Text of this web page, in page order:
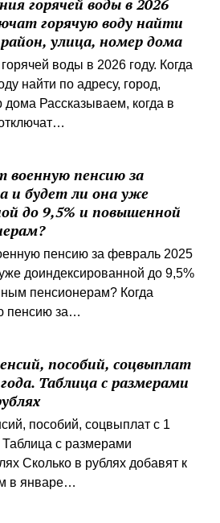
горячую воду найти
район, улица, номер дома
воды в 2026 году. Когда
найти по адресу, город,
Рассказываем, когда в
военную пенсию за
и будет ли она уже
до 9,5% и повышенной
пенсию за февраль 2025
доиндексированной до 9,5%
пенсионерам? Когда
пенсию за…
пособий, соцвыплат
Таблица с размерами
пособий, соцвыплат с 1
с размерами
Сколько в рублях добавят к
в январе…